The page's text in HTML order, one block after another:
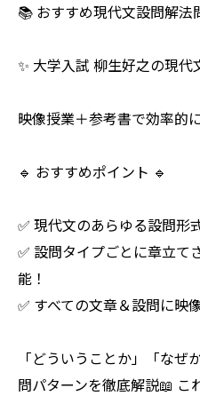
📚 おすすめ現代文設問解
✨ 大学入試 柳生好之の現
映像授業＋参考書で効率的
🔹 おすすめポイント 🔹
✅ 現代文のあらゆる設問形
✅ 設問タイプごとに章立て
能！
✅ すべての文章＆設問に映
「どういうことか」「な
問パターンを徹底解説📖 こ